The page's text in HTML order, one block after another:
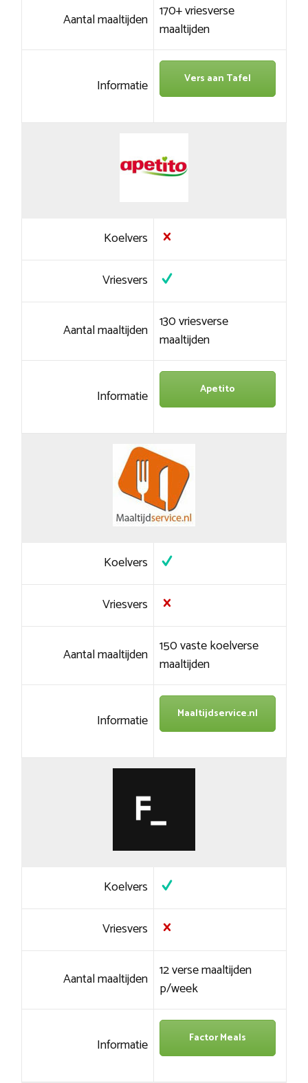
Aantal maaltijden 170+ vriesverse
maaltijden
Informatie Vers aan Tafel
Koelvers
Vriesvers
Aantal maaltijden 130 vriesverse
maaltijden
Informatie Apetito
Koelvers
Vriesvers
Aantal maaltijden 150 vaste koelverse
maaltijden
Informatie Maaltijdservice.nl
Koelvers
Vriesvers
Aantal maaltijden 12 verse maaltijden
p/week
Informatie Factor Meals